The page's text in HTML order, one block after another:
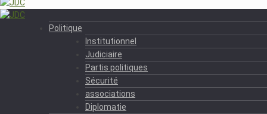
Politique
Institutionnel
Judiciaire
Partis politiques
Sécurité
associations
Diplomatie